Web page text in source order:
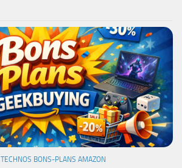
TECHNOS BONS-PLANS AMAZON